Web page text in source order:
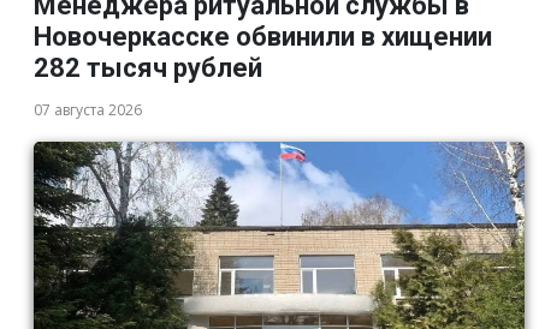
Новочеркасске обвинили в хищении
282 тысяч рублей
07 августа 2026